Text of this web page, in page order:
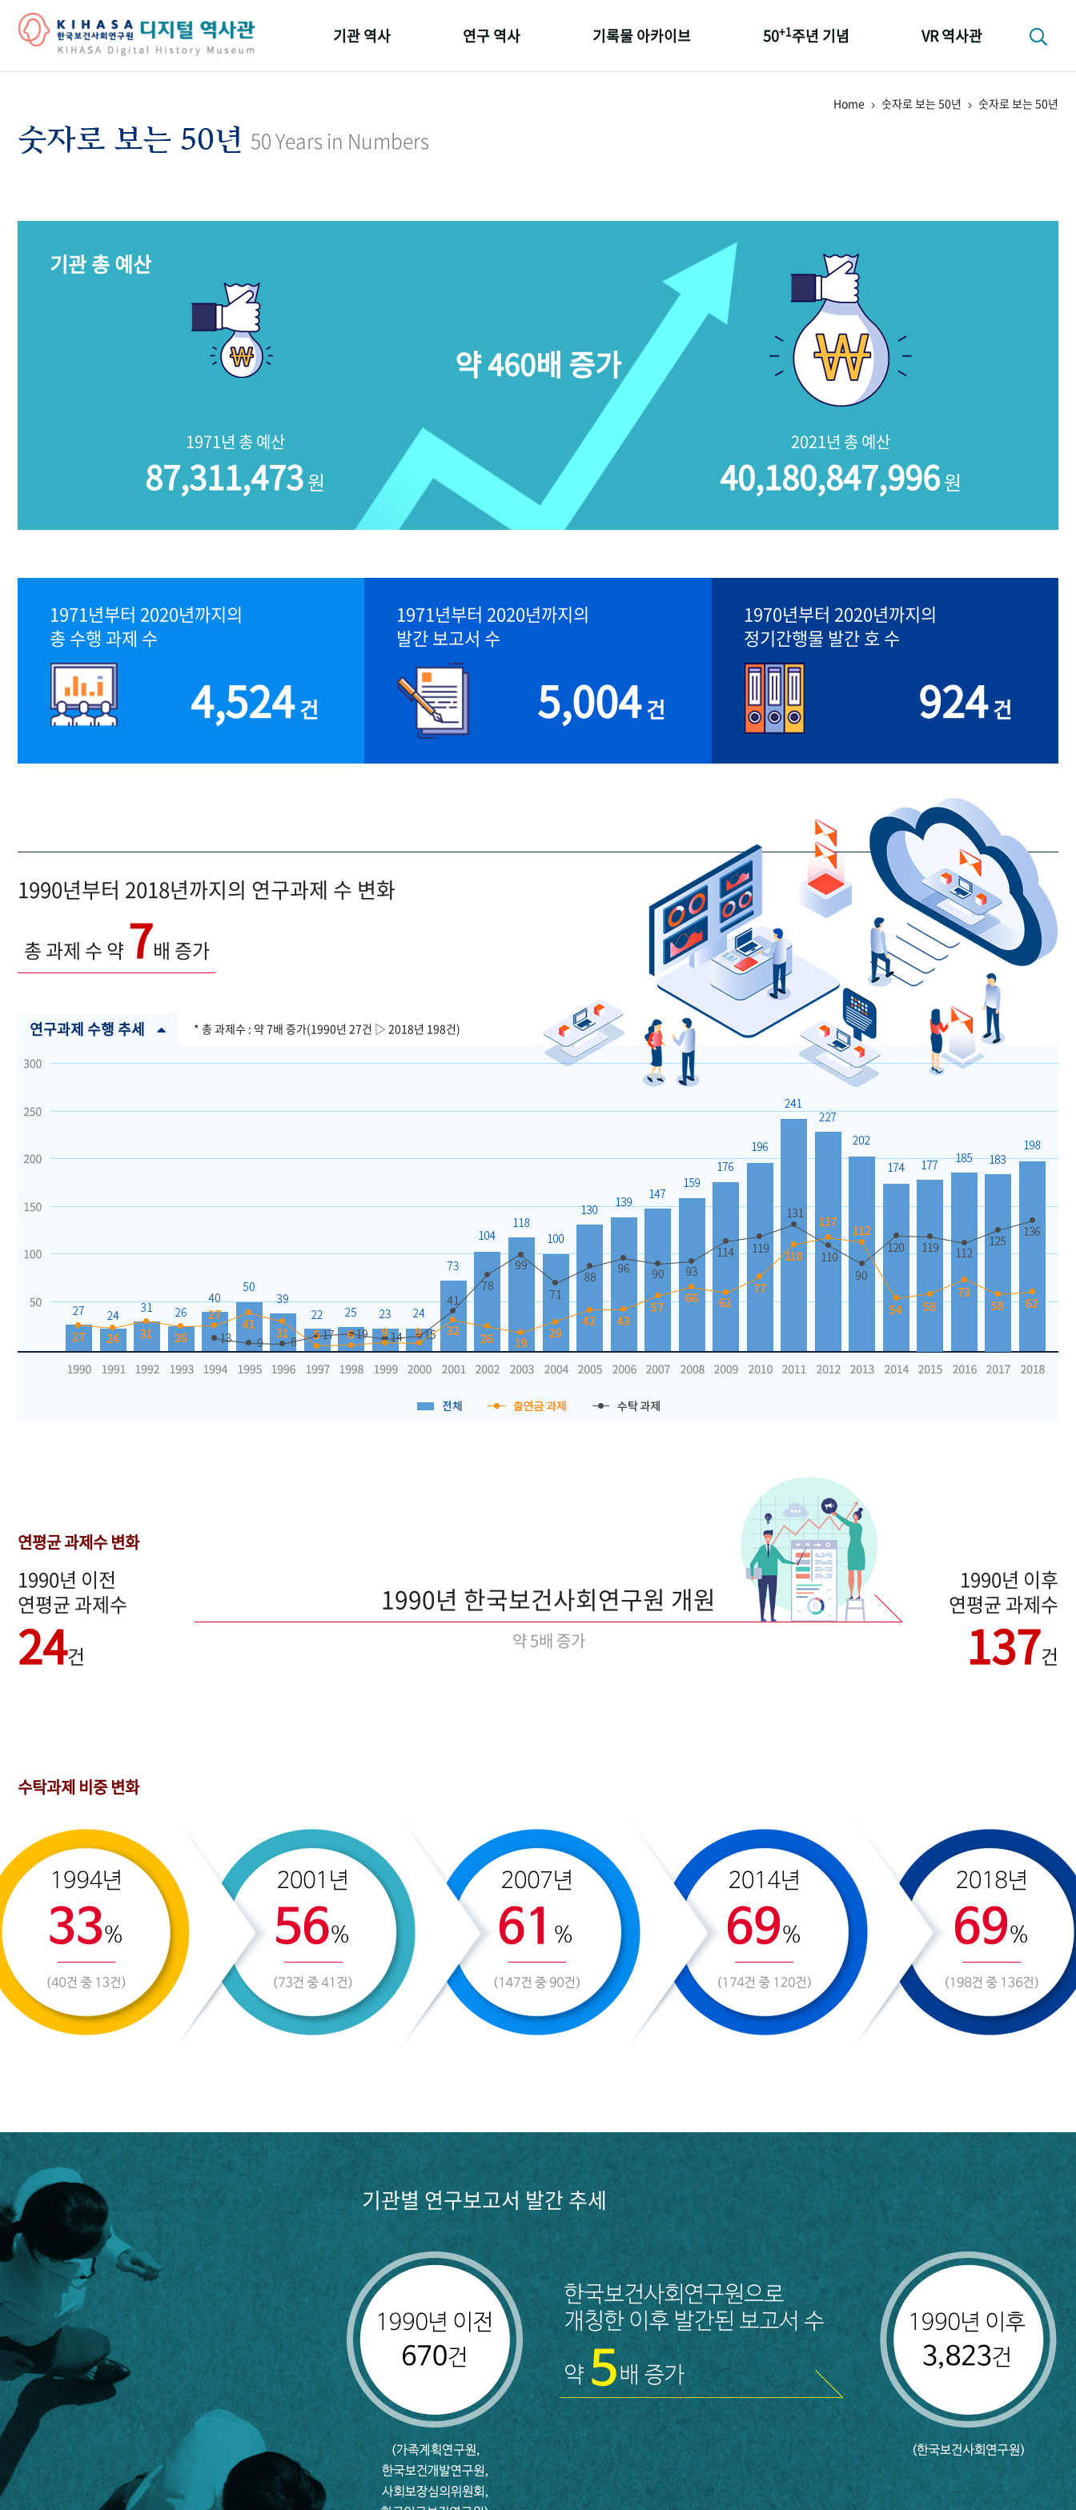
기관 역사 연구 역사 기록물 아카이브 50+1주년 기념 VR 역사관
Home 숫자로 보는 50년 숫자로 보는 50년
숫자로 보는 50년 50 Years in Numbers
기관 총 예산
1971년 총 예산
87,311,473원
2021년 총 예산
40,180,847,996원
약 460배 증가
1971년부터 2020년까지의
총 수행 과제 수
4,524건
1971년부터 2020년까지의
발간 보고서 수
5,004건
1970년부터 2020년까지의
정기간행물 발간 호 수
924건
1990년부터 2018년까지의 연구과제 수 변화
총 과제 수 약7배 증가
연구과제 수행 추세 * 총 과제수 : 약 7배 증가(1990년 27건 ▷ 2018년 198건)
연평균 과제수 변화
1990년 이전
연평균 과제수
24건
1990년 한국보건사회연구원 개원
약 5배 증가
1990년 이후
연평균 과제수
137건
수탁과제 비중 변화
기관별 연구보고서 발간 추세